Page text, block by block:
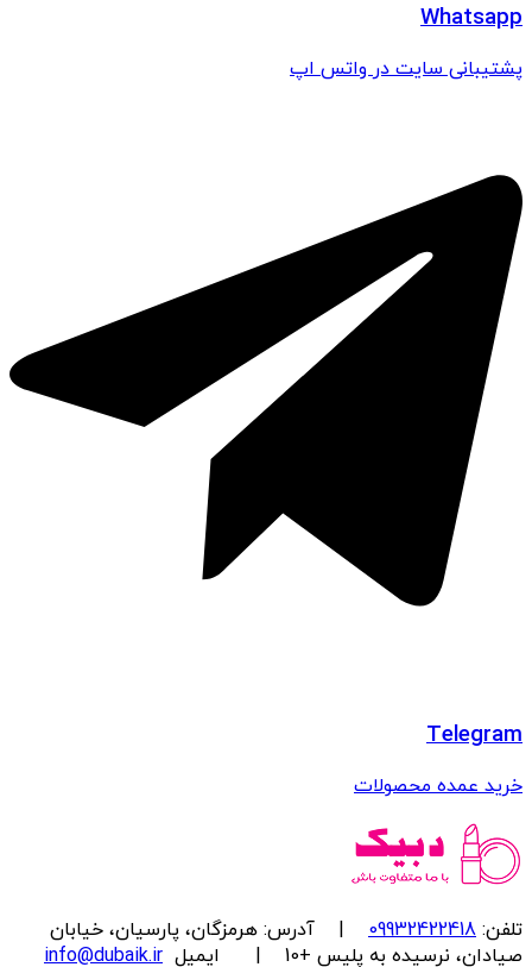
Whatsapp
پشتیبانی سایت در واتس اپ
Telegram
خرید عمده محصولات
تلفن: 09932422418 | آدرس: هرمزگان، پارسیان، خیابان
صیادان، نرسیده به پلیس +10 | ایمیل
info@dubaik.ir